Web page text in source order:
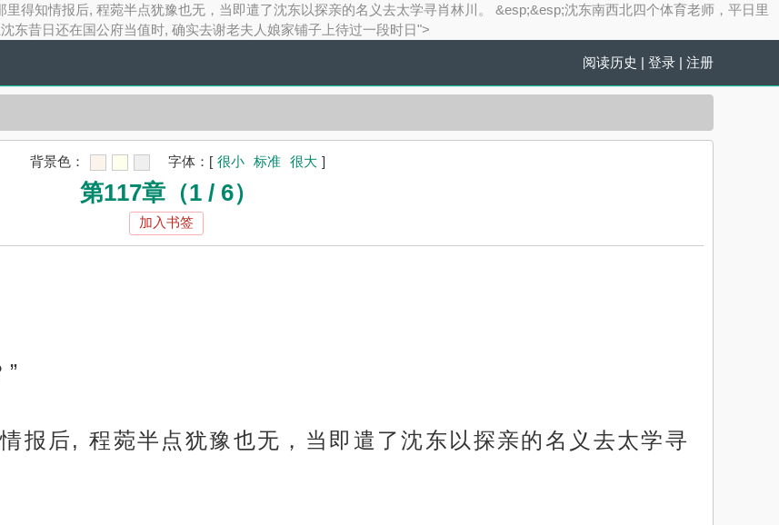
得知情报后, 程菀半点犹豫也无，当即遣了沈东以探亲的名义去太学寻肖林川。 &esp;&esp;沈东南西北四个体育老师，平日里
东昔日还在国公府当值时, 确实去谢老夫人娘家铺子上待过一段时日">
阅读历史 | 登录 | 注册
背景色： 字体： [ 很小 标准 很大 ]
第117章（1 / 6）
加入书签
报后, 程菀半点犹豫也无，当即遣了沈东以探亲的名义去太学寻